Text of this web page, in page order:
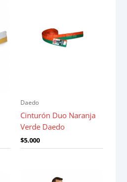
Daedo
Cinturón Duo Naranja
Verde Daedo
$5.000